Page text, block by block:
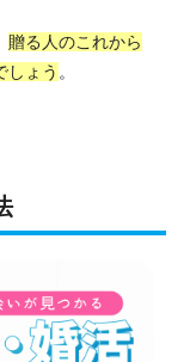
贈る人のこれから
しょう 。